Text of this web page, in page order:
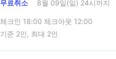
무료취소 8월 09일(일) 24시까지
체크인 18:00 체크아웃 12:00
기준 2인, 최대 2인